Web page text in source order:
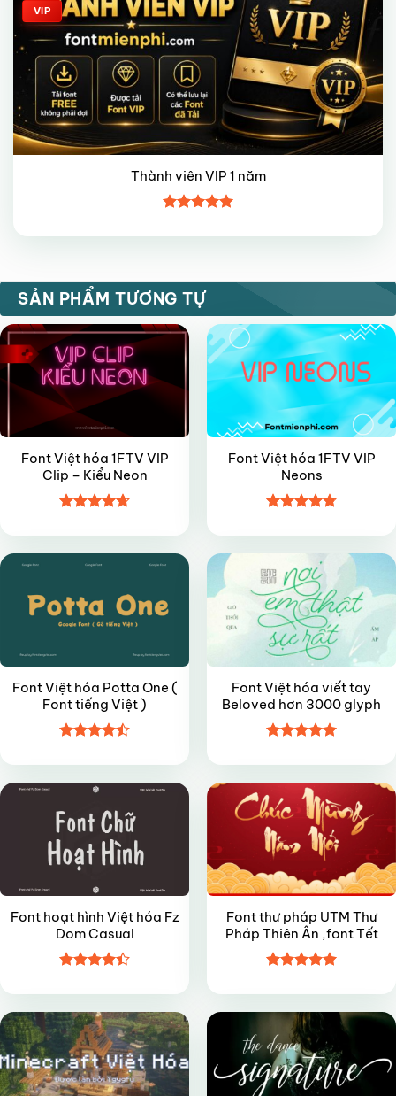
VIP
Thành viên VIP 1 năm
hạng55
SẢN PHẨM TƯƠNG TỰ
VIP
Font Việt hóa 1FTV VIP
Clip – Kiểu Neon
hạng4.75
sao
Font Việt hóa 1FTV VIP
Neons
hạng4.85
Font Việt hóa Potta One (
Font tiếng Việt )
hạng4.5
5 sao
Font Việt hóa viết tay
Beloved hơn 3000 glyph
hạng55
sao
Font hoạt hình Việt hóa Fz
Dom Casual
hạng4.4
5 sao
Font thư pháp UTM Thư
Pháp Thiên Ân ,font Tết
hạng55
sao